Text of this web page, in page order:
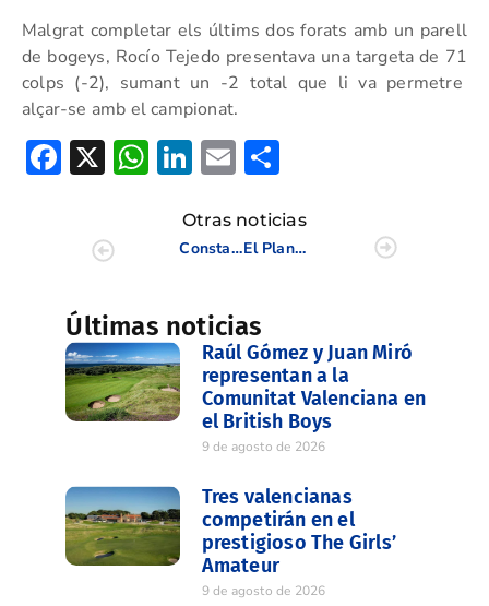
Malgrat completar els últims dos forats amb un parell
de bogeys, Rocío Tejedo presentava una targeta de 71
colps (-2), sumant un -2 total que li va permetre
alçar-se amb el campionat.
Facebook
X WhatsApp
LinkedIn
Email
Otras noticias
Constantin Schwierz se adjudica el Seve Ballesteros PGA Spain Tour de Benidorm
El Plantío Golf acoge la primera prueba de la II Copa Juvenil Alicante
Últimas noticias
Raúl Gómez y Juan Miró
representan a la
Comunitat Valenciana en
el British Boys
9 de agosto de 2026
Tres valencianas
competirán en el
prestigioso The Girls’
Amateur
9 de agosto de 2026